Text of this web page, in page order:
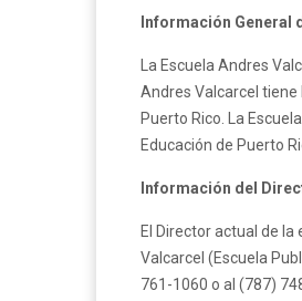
Información General
La Escuela Andres
Andres Valcarcel tiene
Puerto Rico. La
Educación de Puerto
Información del
El Director actual de
Valcarcel (Escuela
761-1060 o al (787)